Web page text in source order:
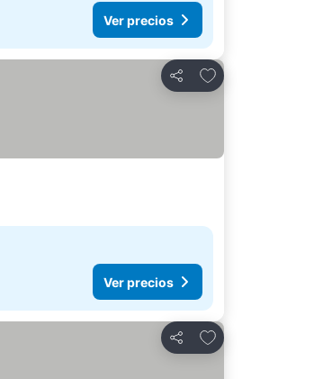
Ver precios
Compartir
Agregar a favoritos
Ver precios
Compartir
Agregar a favoritos